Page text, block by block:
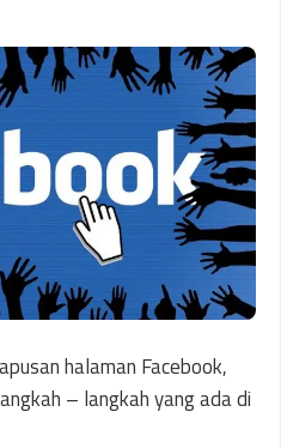
halaman Facebook,
– langkah yang ada di